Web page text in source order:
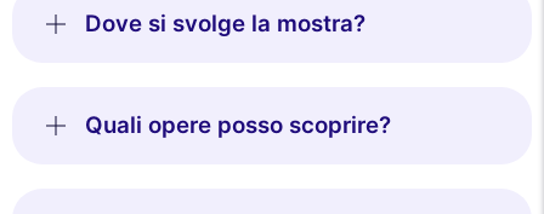
Dove si svolge la mostra?
Quali opere posso scoprire?